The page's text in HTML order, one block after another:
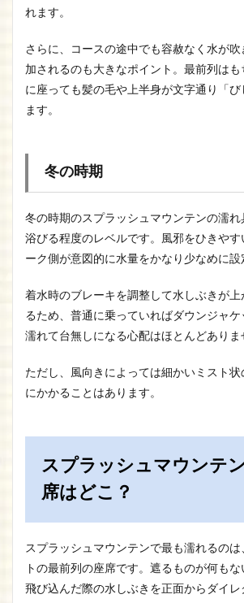
れます。
さらに、コースの途中でも容赦なく水が吹
加されるのも大きなポイント。最前列は
に座っても髪の毛や上半身が文字通り「び
ます。
冬の時期
冬の時期のスプラッシュマウンテンの濡れ
浴びる程度のレベルです。風邪をひきや
ーク側が意図的に水量をかなり少なめに設
着水時のブレーキを調整して水しぶきが
るため、普通に乗っていればダウンジャ
濡れて台無しになる心配はほとんどありま
ただし、風向きによっては細かいミスト
にかかることはあります。
スプラッシュマウンテ
席はどこ？
スプラッシュマウンテンで最も濡れるの
トの最前列の座席です。遮るものが何も
飛び込んだ際の水しぶきを正面からダイレ